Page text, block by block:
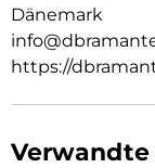
Dänemark
https://
Verwandte